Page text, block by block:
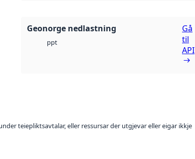
Geonorge nedlastning
ppt
Gå
til
API
teiepliktsavtalar, eller ressursar der utgjevar eller eigar ikkje